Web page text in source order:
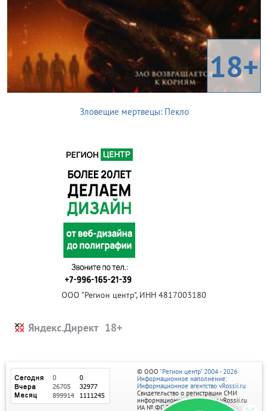
18+
Зловещие мертвецы: Пекло
ООО "Регион центр", ИНН 4817003180
Яндекс.Директ
© ООО "Регион центр" 2004 - 2026
Информационное наполнение:
Информационное агентство vRossii.ru
Свидетельство о регистрации СМИ
информационного агентства vRossii.ru
ИА № ФС 77‑35502